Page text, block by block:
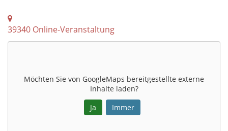
39340 Online-Veranstaltung
Möchten Sie von GoogleMaps bereitgestellte externe
Inhalte laden?
Ja
Immer